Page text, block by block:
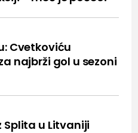
Cvetkoviću
najbrži gol u sezoni
Splita u Litvaniji